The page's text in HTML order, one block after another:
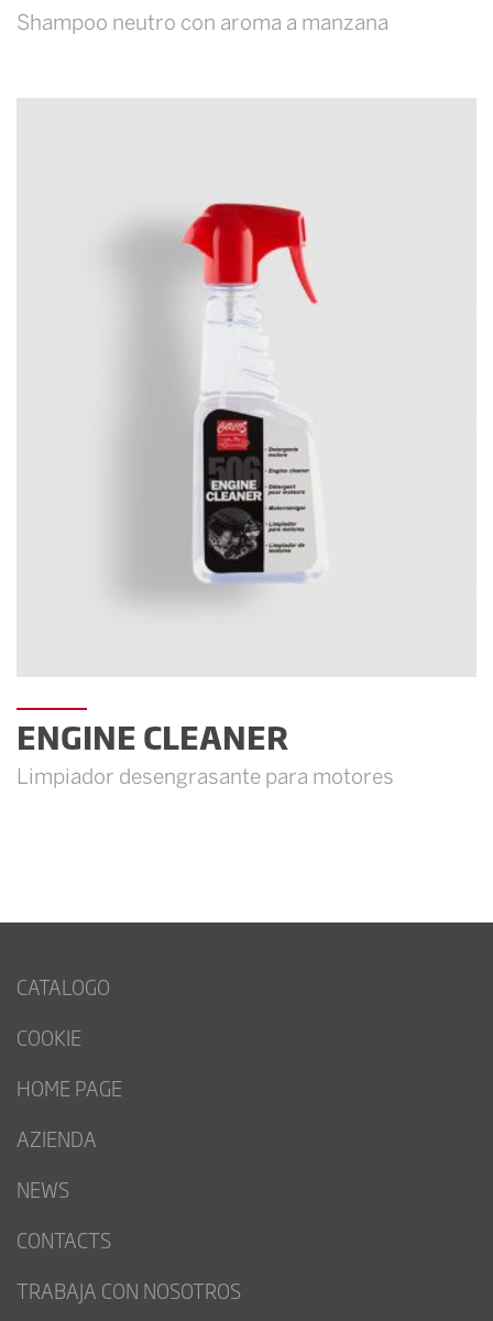
Shampoo neutro con aroma a manzana
ENGINE CLEANER
Limpiador desengrasante para motores
CATALOGO
COOKIE
HOME PAGE
AZIENDA
NEWS
CONTACTS
TRABAJA CON NOSOTROS